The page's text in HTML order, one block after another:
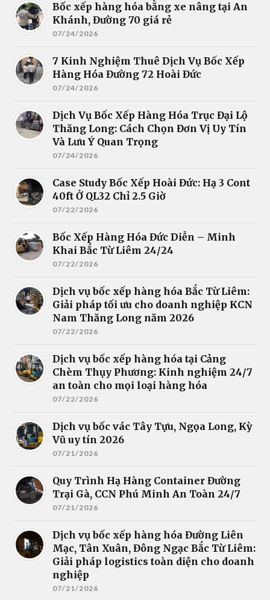
Bốc xếp hàng hóa bằng xe nâng tại An
Khánh, Đường 70 giá rẻ
07/24/2026
7 Kinh Nghiệm Thuê Dịch Vụ Bốc Xếp
Hàng Hóa Đường 72 Hoài Đức
07/24/2026
Dịch Vụ Bốc Xếp Hàng Hóa Trục Đại Lộ
Thăng Long: Cách Chọn Đơn Vị Uy Tín
Và Lưu Ý Quan Trọng
07/24/2026
Case Study Bốc Xếp Hoài Đức: Hạ 3 Cont
40ft Ở QL32 Chỉ 2.5 Giờ
07/22/2026
Bốc Xếp Hàng Hóa Đức Diễn – Minh
Khai Bắc Từ Liêm 24/24
07/22/2026
Dịch vụ bốc xếp hàng hóa Bắc Từ Liêm:
Giải pháp tối ưu cho doanh nghiệp KCN
Nam Thăng Long năm 2026
07/22/2026
Dịch vụ bốc xếp hàng hóa tại Cảng
Chèm Thụy Phương: Kinh nghiệm 24/7
an toàn cho mọi loại hàng hóa
07/22/2026
Dịch vụ bốc vác Tây Tựu, Ngọa Long, Kỳ
Vũ uy tín 2026
07/21/2026
Quy Trình Hạ Hàng Container Đường
Trại Gà, CCN Phú Minh An Toàn 24/7
07/21/2026
Dịch vụ bốc xếp hàng hóa Đường Liên
Mạc, Tân Xuân, Đông Ngạc Bắc Từ Liêm:
Giải pháp logistics toàn diện cho doanh
nghiệp
07/21/2026